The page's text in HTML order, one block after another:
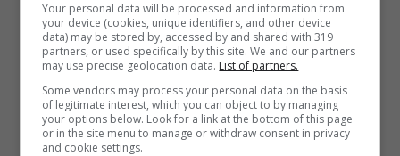
Luoghi inesistenti
Your personal data will be processed and information from
your device (cookies, unique identifiers, and other device
data) may be stored by, accessed by and shared with 319
partners, or used specifically by this site. We and our partners
may use precise geolocation data. List of partners.
Some vendors may process your personal data on the basis
of legitimate interest, which you can object to by managing
your options below. Look for a link at the bottom of this page
or in the site menu to manage or withdraw consent in privacy
and cookie settings.